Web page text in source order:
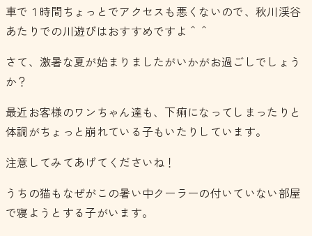
車で１時間ちょっとでアクセスも悪くないので、秋川渓谷
あたりでの川遊びはおすすめですよ＾＾
さて、激暑な夏が始まりましたがいかがお過ごしでしょう
か？
最近お客様のワンちゃん達も、下痢になってしまったりと
体調がちょっと崩れている子もいたりしています。
注意してみてあげてくださいね！
うちの猫もなぜがこの暑い中クーラーの付いていない部屋
で寝ようとする子がいます。